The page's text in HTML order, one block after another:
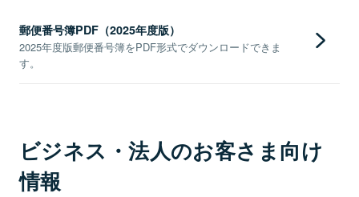
郵便番号簿PDF（2025年度版）
2025年度版郵便番号簿をPDF形式でダウンロードできま
す。
ビジネス・法人のお客さま向け
情報